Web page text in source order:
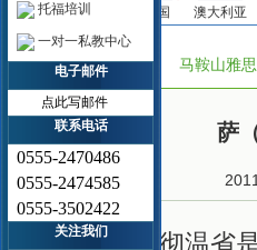
美国 加拿大 英国 澳大利亚
马鞍山雅
萨
萨斯喀彻温省是
托福培训
一对一私教中心
电子邮件
点此写邮件
联系电话
0555-2470486
0555-2474585
0555-3502422
关注我们